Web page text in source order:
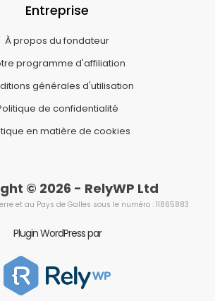
Entreprise
À propos du fondateur
programme d'affiliation
générales d'utilisation
de confidentialité
en matière de cookies
© 2026 - RelyWP Ltd
et au Pays de Galles sous le numéro : 11865883
Plugin WordPress par